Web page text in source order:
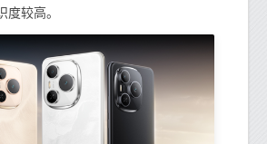
度较高。